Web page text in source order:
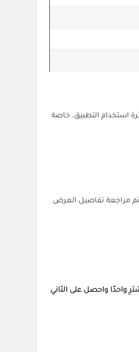
استخدام التطبيق، خاصة
تتم مراجعة تفاصيل العرض
واحدًا واحصل على الثاني